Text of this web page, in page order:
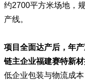
约2700平方米场地，
产线。
项目全面达产后，年
链主企业福建赛特新材
低企业包装与物流成